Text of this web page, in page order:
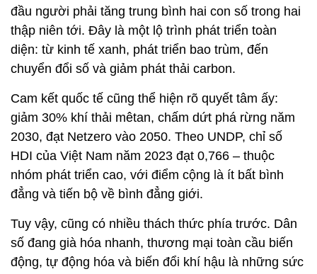
đầu người phải tăng trung bình hai con số trong hai
thập niên tới. Đây là một lộ trình phát triển toàn
diện: từ kinh tế xanh, phát triển bao trùm, đến
chuyển đổi số và giảm phát thải carbon.
Cam kết quốc tế cũng thể hiện rõ quyết tâm ấy:
giảm 30% khí thải mêtan, chấm dứt phá rừng năm
2030, đạt Netzero vào 2050. Theo UNDP, chỉ số
HDI của Việt Nam năm 2023 đạt 0,766 – thuộc
nhóm phát triển cao, với điểm cộng là ít bất bình
đẳng và tiến bộ về bình đẳng giới.
Tuy vậy, cũng có nhiều thách thức phía trước. Dân
số đang già hóa nhanh, thương mại toàn cầu biến
động, tự động hóa và biến đổi khí hậu là những sức